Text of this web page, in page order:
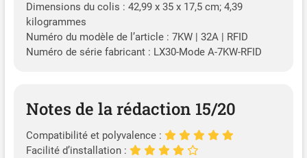
Dimensions du colis : 42,99 x 35 x 17,5 cm; 4,39
kilogrammes
Numéro du modèle de l’article : 7KW | 32A | RFID
Numéro de série fabricant : LX30-Mode A-7KW-RFID
Notes de la rédaction 15/20
Compatibilité et polyvalence :
Facilité d’installation :